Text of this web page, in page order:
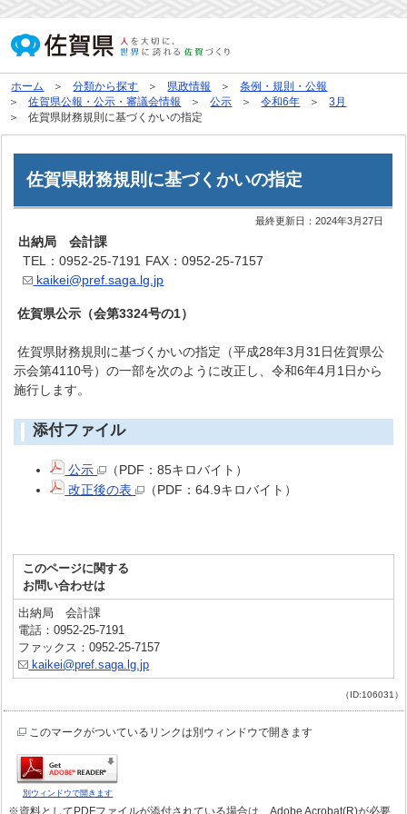
ホーム 分類から探す 県政情報
条例・規則・公報
佐賀県公報・公示・審議会情報
公示 令和6年
3月
佐賀県財務規則に基づくかいの指定
佐賀県財務規則に基づくかいの指定
最終更新日：2024年3月27日
出納局 会計課
TEL：0952-25-7191 FAX：0952-25-7157
kaikei@pref.saga.lg.jp
佐賀県公示（会第3324号の1）
佐賀県財務規則に基づくかいの指定（平成28年3月31日佐賀県公
示会第4110号）の一部を次のように改正し、令和6年4月1日から
施行します。
添付ファイル
公示
（PDF：85キロバイト）
改正後の表
（PDF：64.9キロバイト）
このページに関する
お問い合わせは
出納局 会計課
電話：0952-25-7191
ファックス：0952-25-7157
kaikei@pref.saga.lg.jp
（ID:106031）
このマークがついているリンクは別ウィンドウで開きます
別ウィンドウで開きます
※資料としてPDFファイルが添付されている場合は、Adobe Acrobat(R)が必要